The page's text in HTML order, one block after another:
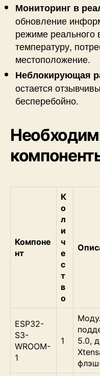
Мониторинг в
обновление
режиме реального
температуру,
местоположение.
Неблокирующая
остается
бесперебойно.
Компоне
нт
К
о
л
и
ч
е
с
т
в
о
ESP32-
S3-
WROOM-
1
1
5.0,